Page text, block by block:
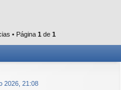
• Página 1 de 1
2026, 21:08